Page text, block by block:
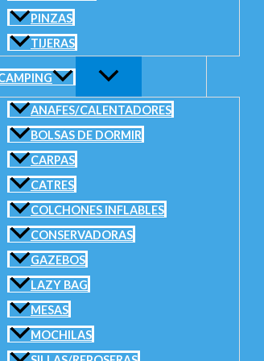
PINZAS
TIJERAS
ANAFES/CALENTADORES
BOLSAS DE DORMIR
CARPAS
CATRES
COLCHONES INFLABLES
CONSERVADORAS
GAZEBOS
LAZY BAG
MESAS
MOCHILAS
HB 4,20m - 2 Tramos / 110-170g (Rotativo)
CARRITO
Cañas,Surf Casting (Pesca de playa)